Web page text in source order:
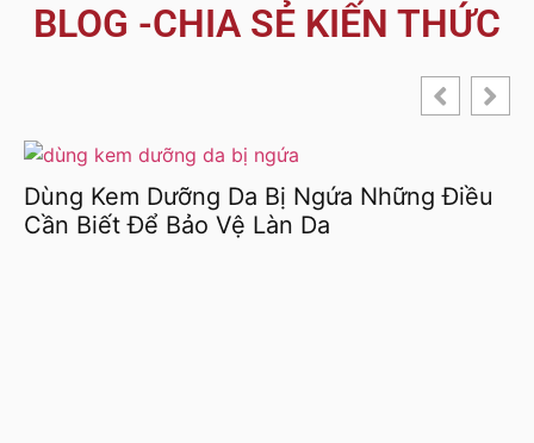
BLOG -CHIA SẺ KIẾN THỨC
Dùng Kem Dưỡng Da Bị Ngứa Những Điều
Cần Biết Để Bảo Vệ Làn Da